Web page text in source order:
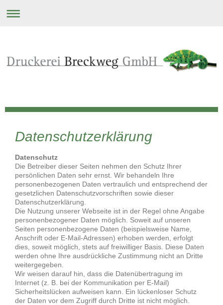
Datenschutzerklärung
Datenschutz
Die Betreiber dieser Seiten nehmen den Schutz Ihrer
persönlichen Daten sehr ernst. Wir behandeln Ihre
personenbezogenen Daten vertraulich und entsprechend der
gesetzlichen Datenschutzvorschriften sowie dieser
Datenschutzerklärung.
Die Nutzung unserer Webseite ist in der Regel ohne Angabe
personenbezogener Daten möglich. Soweit auf unseren
Seiten personenbezogene Daten (beispielsweise Name,
Anschrift oder E-Mail-Adressen) erhoben werden, erfolgt
dies, soweit möglich, stets auf freiwilliger Basis. Diese Daten
werden ohne Ihre ausdrückliche Zustimmung nicht an Dritte
weitergegeben.
Wir weisen darauf hin, dass die Datenübertragung im
Internet (z. B. bei der Kommunikation per E-Mail)
Sicherheitslücken aufweisen kann. Ein lückenloser Schutz
der Daten vor dem Zugriff durch Dritte ist nicht möglich.